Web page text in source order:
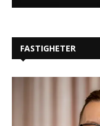
FASTIGHETER